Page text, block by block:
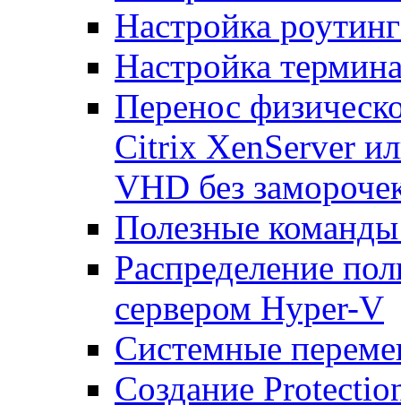
Настройка
Настройка
Перенос
Citrix XenServer
VHD без
Полезные
Распределение
сервером Hyper-V
Системные
Создание